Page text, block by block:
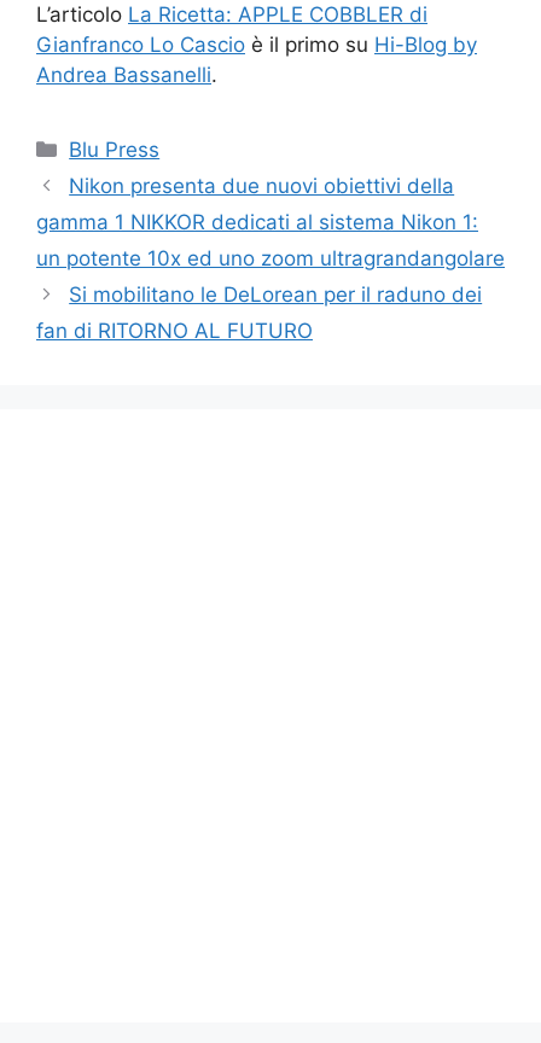
L’articolo La Ricetta: APPLE COBBLER di
Gianfranco Lo Cascio è il primo su Hi-Blog by
Andrea Bassanelli.
Categorie
Blu Press
Nikon presenta due nuovi obiettivi della
gamma 1 NIKKOR dedicati al sistema Nikon 1:
un potente 10x ed uno zoom ultragrandangolare
Si mobilitano le DeLorean per il raduno dei
fan di RITORNO AL FUTURO